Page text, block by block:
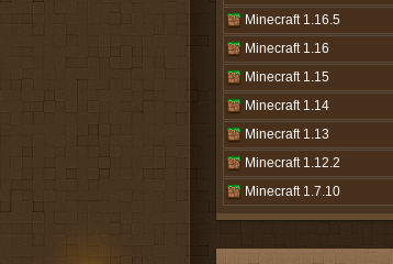
Minecraft 1.16.5
Minecraft 1.16
Minecraft 1.15
Minecraft 1.14
Minecraft 1.13
Minecraft 1.12.2
Minecraft 1.7.10